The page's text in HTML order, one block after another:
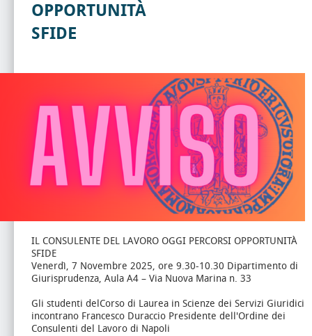
OPPORTUNITÀ
SFIDE
IL CONSULENTE DEL LAVORO OGGI PERCORSI OPPORTUNITÀ
SFIDE
Venerdì, 7 Novembre 2025, ore 9.30-10.30 Dipartimento di
Giurisprudenza, Aula A4 – Via Nuova Marina n. 33
Gli studenti delCorso di Laurea in Scienze dei Servizi Giuridici
incontrano Francesco Duraccio Presidente dell'Ordine dei
Consulenti del Lavoro di Napoli